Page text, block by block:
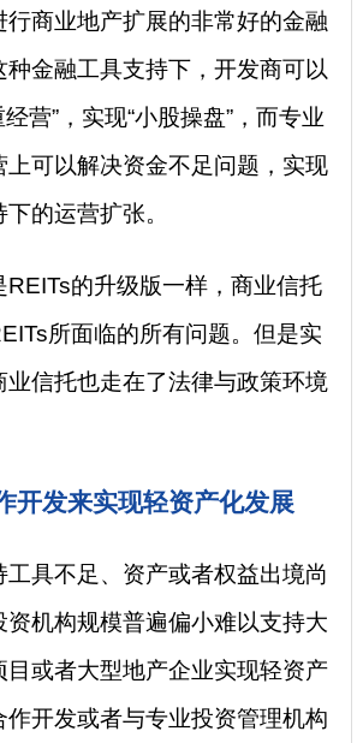
行商业地产扩展的非常好的金融
金融工具支持下，开发商可以
营”，实现“小股操盘”，而专业
上可以解决资金不足问题，实现
的运营扩张。
REITs的升级版一样，商业信托
所面临的所有问题。但是实
业信托也走在了法律与政策环境
开发来实现轻资产化发展
具不足、资产或者权益出境尚
资机构规模普遍偏小难以支持大
目或者大型地产企业实现轻资产
作开发或者与专业投资管理机构